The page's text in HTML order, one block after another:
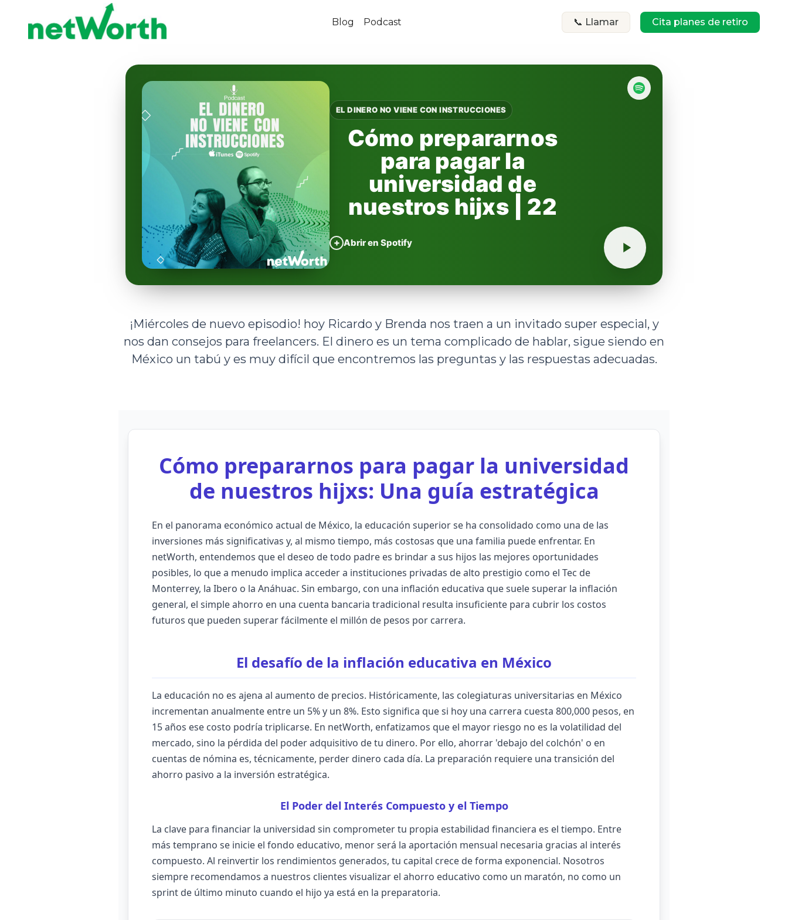
Blog Podcast 📞 Llamar Cita planes de retiro
EL DINERO NO VIENE CON INSTRUCCIONES
Cómo prepararnos
para pagar la
universidad de
nuestros hijxs | 22
+ Abrir en Spotify
¡Miércoles de nuevo episodio! hoy Ricardo y Brenda nos traen a un invitado super especial, y
nos dan consejos para freelancers. El dinero es un tema complicado de hablar, sigue siendo en
México un tabú y es muy difícil que encontremos las preguntas y las respuestas adecuadas.
Cómo prepararnos para pagar la universidad
de nuestros hijxs: Una guía estratégica
En el panorama económico actual de México, la educación superior se ha consolidado como una de las
inversiones más significativas y, al mismo tiempo, más costosas que una familia puede enfrentar. En
netWorth, entendemos que el deseo de todo padre es brindar a sus hijos las mejores oportunidades
posibles, lo que a menudo implica acceder a instituciones privadas de alto prestigio como el Tec de
Monterrey, la Ibero o la Anáhuac. Sin embargo, con una inflación educativa que suele superar la inflación
general, el simple ahorro en una cuenta bancaria tradicional resulta insuficiente para cubrir los costos
futuros que pueden superar fácilmente el millón de pesos por carrera.
El desafío de la inflación educativa en México
La educación no es ajena al aumento de precios. Históricamente, las colegiaturas universitarias en México
incrementan anualmente entre un 5% y un 8%. Esto significa que si hoy una carrera cuesta 800,000 pesos, en
15 años ese costo podría triplicarse. En netWorth, enfatizamos que el mayor riesgo no es la volatilidad del
mercado, sino la pérdida del poder adquisitivo de tu dinero. Por ello, ahorrar 'debajo del colchón' o en
cuentas de nómina es, técnicamente, perder dinero cada día. La preparación requiere una transición del
ahorro pasivo a la inversión estratégica.
El Poder del Interés Compuesto y el Tiempo
La clave para financiar la universidad sin comprometer tu propia estabilidad financiera es el tiempo. Entre
más temprano se inicie el fondo educativo, menor será la aportación mensual necesaria gracias al interés
compuesto. Al reinvertir los rendimientos generados, tu capital crece de forma exponencial. Nosotros
siempre recomendamos a nuestros clientes visualizar el ahorro educativo como un maratón, no como un
sprint de último minuto cuando el hijo ya está en la preparatoria.